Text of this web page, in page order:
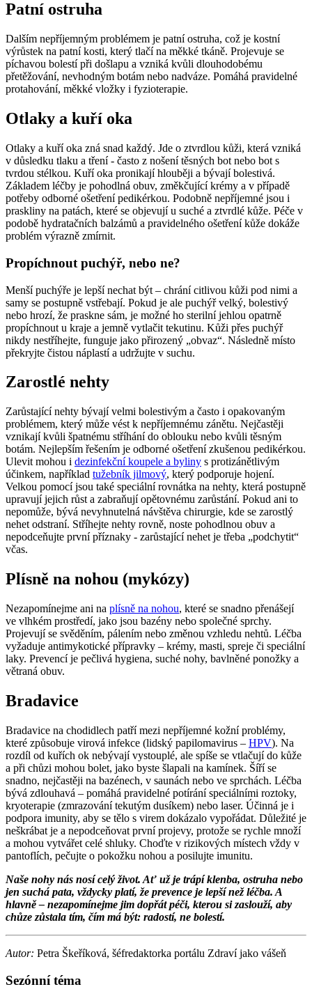
Patní ostruha
Dalším nepříjemným problémem je patní ostruha, což je kostní
výrůstek na patní kosti, který tlačí na měkké tkáně. Projevuje se
píchavou bolestí při došlapu a vzniká kvůli dlouhodobému
přetěžování, nevhodným botám nebo nadváze. Pomáhá pravidelné
protahování, měkké vložky i fyzioterapie.
Otlaky a kuří oka
Otlaky a kuří oka zná snad každý. Jde o ztvrdlou kůži, která vzniká
v důsledku tlaku a tření - často z nošení těsných bot nebo bot s
tvrdou stélkou. Kuří oka pronikají hlouběji a bývají bolestivá.
Základem léčby je pohodlná obuv, změkčující krémy a v případě
potřeby odborné ošetření pedikérkou. Podobně nepříjemné jsou i
praskliny na patách, které se objevují u suché a ztvrdlé kůže. Péče v
podobě hydratačních balzámů a pravidelného ošetření kůže dokáže
problém výrazně zmírnit.
Propíchnout puchýř, nebo ne?
Menší puchýře je lepší nechat být – chrání citlivou kůži pod nimi a
samy se postupně vstřebají. Pokud je ale puchýř velký, bolestivý
nebo hrozí, že praskne sám, je možné ho sterilní jehlou opatrně
propíchnout u kraje a jemně vytlačit tekutinu. Kůži přes puchýř
nikdy nestříhejte, funguje jako přirozený „obvaz“. Následně místo
překryjte čistou náplastí a udržujte v suchu.
Zarostlé nehty
Zarůstající nehty bývají velmi bolestivým a často i opakovaným
problémem, který může vést k nepříjemnému zánětu. Nejčastěji
vznikají kvůli špatnému stříhání do oblouku nebo kvůli těsným
botám. Nejlepším řešením je odborné ošetření zkušenou pedikérkou.
Ulevit mohou i dezinfekční koupele a byliny s protizánětlivým
účinkem, například tužebník jilmový, který podporuje hojení.
Velkou pomocí jsou také speciální rovnátka na nehty, která postupně
upravují jejich růst a zabraňují opětovnému zarůstání. Pokud ani to
nepomůže, bývá nevyhnutelná návštěva chirurgie, kde se zarostlý
nehet odstraní. Stříhejte nehty rovně, noste pohodlnou obuv a
nepodceňujte první příznaky - zarůstající nehet je třeba „podchytit“
včas.
Plísně na nohou (mykózy)
Nezapomínejme ani na plísně na nohou, které se snadno přenášejí
ve vlhkém prostředí, jako jsou bazény nebo společné sprchy.
Projevují se svěděním, pálením nebo změnou vzhledu nehtů. Léčba
vyžaduje antimykotické přípravky – krémy, masti, spreje či speciální
laky. Prevencí je pečlivá hygiena, suché nohy, bavlněné ponožky a
větraná obuv.
Bradavice
Bradavice na chodidlech patří mezi nepříjemné kožní problémy,
které způsobuje virová infekce (lidský papilomavirus – HPV). Na
rozdíl od kuřích ok nebývají vystouplé, ale spíše se vtlačují do kůže
a při chůzi mohou bolet, jako byste šlapali na kamínek. Šíří se
snadno, nejčastěji na bazénech, v saunách nebo ve sprchách. Léčba
bývá zdlouhavá – pomáhá pravidelné potírání speciálními roztoky,
kryoterapie (zmrazování tekutým dusíkem) nebo laser. Účinná je i
podpora imunity, aby se tělo s virem dokázalo vypořádat. Důležité je
neškrábat je a nepodceňovat první projevy, protože se rychle množí
a mohou vytvářet celé shluky. Choďte v rizikových místech vždy v
pantoflích, pečujte o pokožku nohou a posilujte imunitu.
Naše nohy nás nosí celý život. Ať už je trápí klenba, ostruha nebo
jen suchá pata, vždycky platí, že prevence je lepší než léčba. A
hlavně – nezapomínejme jim dopřát péči, kterou si zaslouží, aby
chůze zůstala tím, čím má být: radostí, ne bolestí.
Autor: Petra Škeříková, šéfredaktorka portálu Zdraví jako vášeň
Sezónní téma